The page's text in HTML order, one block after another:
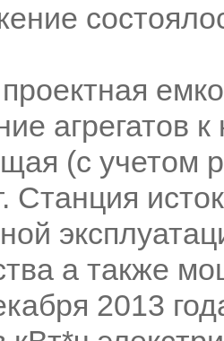
агрегатов
(с учетом
а также
2013